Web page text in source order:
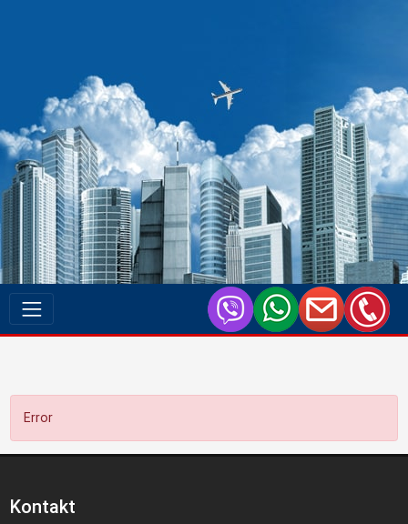
Error
Kontakt